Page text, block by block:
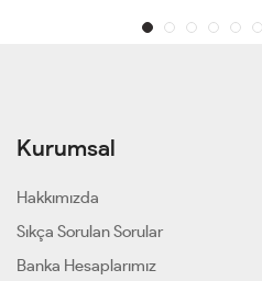
Kurumsal
Hakkımızda
Sıkça Sorulan Sorular
Banka Hesaplarımız